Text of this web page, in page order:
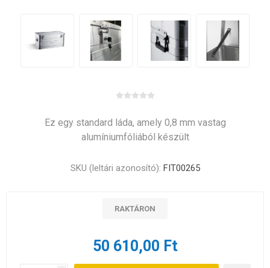
Ez egy standard láda, amely 0,8 mm vastag
alumíniumfóliából készült
SKU (leltári azonosító): FIT00265
RAKTÁRON
50 610,00 Ft